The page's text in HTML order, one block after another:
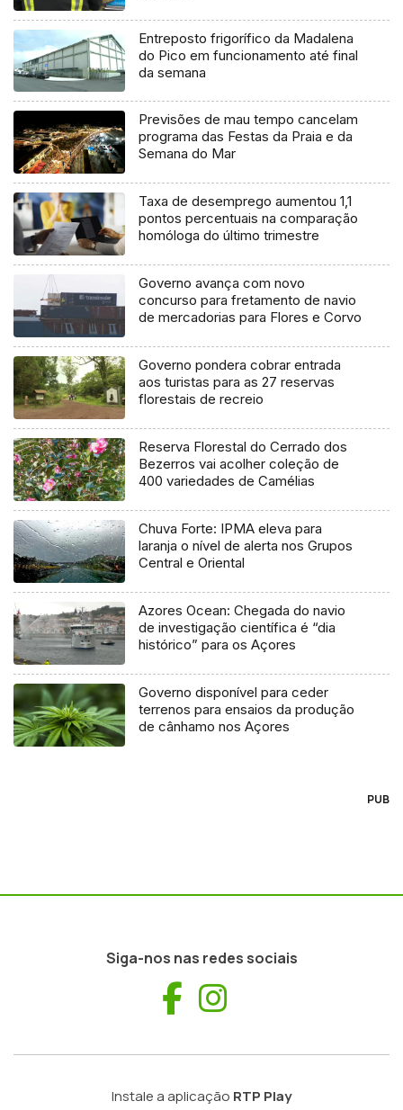
Entreposto frigorífico da Madalena
do Pico em funcionamento até final
da semana
Previsões de mau tempo cancelam
programa das Festas da Praia e da
Semana do Mar
Taxa de desemprego aumentou 1,1
pontos percentuais na comparação
homóloga do último trimestre
Governo avança com novo
concurso para fretamento de navio
de mercadorias para Flores e Corvo
Governo pondera cobrar entrada
aos turistas para as 27 reservas
florestais de recreio
Reserva Florestal do Cerrado dos
Bezerros vai acolher coleção de
400 variedades de Camélias
Chuva Forte: IPMA eleva para
laranja o nível de alerta nos Grupos
Central e Oriental
Azores Ocean: Chegada do navio
de investigação científica é “dia
histórico” para os Açores
Governo disponível para ceder
terrenos para ensaios da produção
de cânhamo nos Açores
PUB
Siga-nos nas redes sociais
Facebook
Instale a aplicação RTP Play